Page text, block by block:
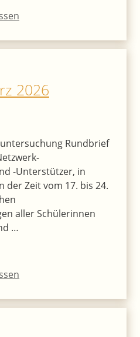
2026
Rundbrief
-Unterstützer, in
der Zeit vom 17. bis 24.
aller Schülerinnen
…